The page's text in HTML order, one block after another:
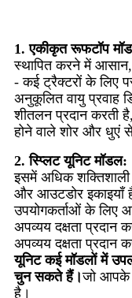
1. एकीकृत रूफटॉप
स्थापित करने में
- कई ट्रैक्टरों के लिए
अनुकूलित वायु प्रवाह
शीतलन प्रदान करती
होने वाले शोर और धुएं
2. स्प्लिट यूनिट मॉडल:
इसमें अधिक
और आउटडोर इकाइयाँ
उपयोगकर्ताओं के लिए
अपव्यय दक्षता प्रदान
अपव्यय दक्षता प्रदान
यूनिट कई मॉडलों में
चुन सकते हैं।जो आपके
है।